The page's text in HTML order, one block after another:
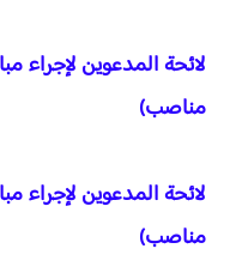
مناصب)
مناصب)